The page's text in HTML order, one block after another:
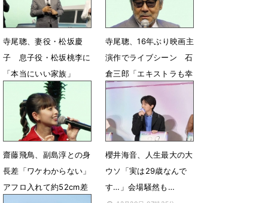
寺尾聰、妻役・松坂慶
子 息子役・松坂桃李に
「本当にいい家族」
5月3日 08時37分
寺尾聰、16年ぶり映画主
演作でライブシーン 石
倉三郎「エキストラも幸
せだったでしょうね」
5月3日 08時28分
齋藤飛鳥、副島淳との身
長差「ワケわからない」
アフロ入れて約52cm差
櫻井海音、人生最大の大
ウソ「実は29歳なんで
す…」会場騒然も…